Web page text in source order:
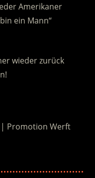
Amerikaner
ein Mann“
wieder zurück
| Promotion Werft